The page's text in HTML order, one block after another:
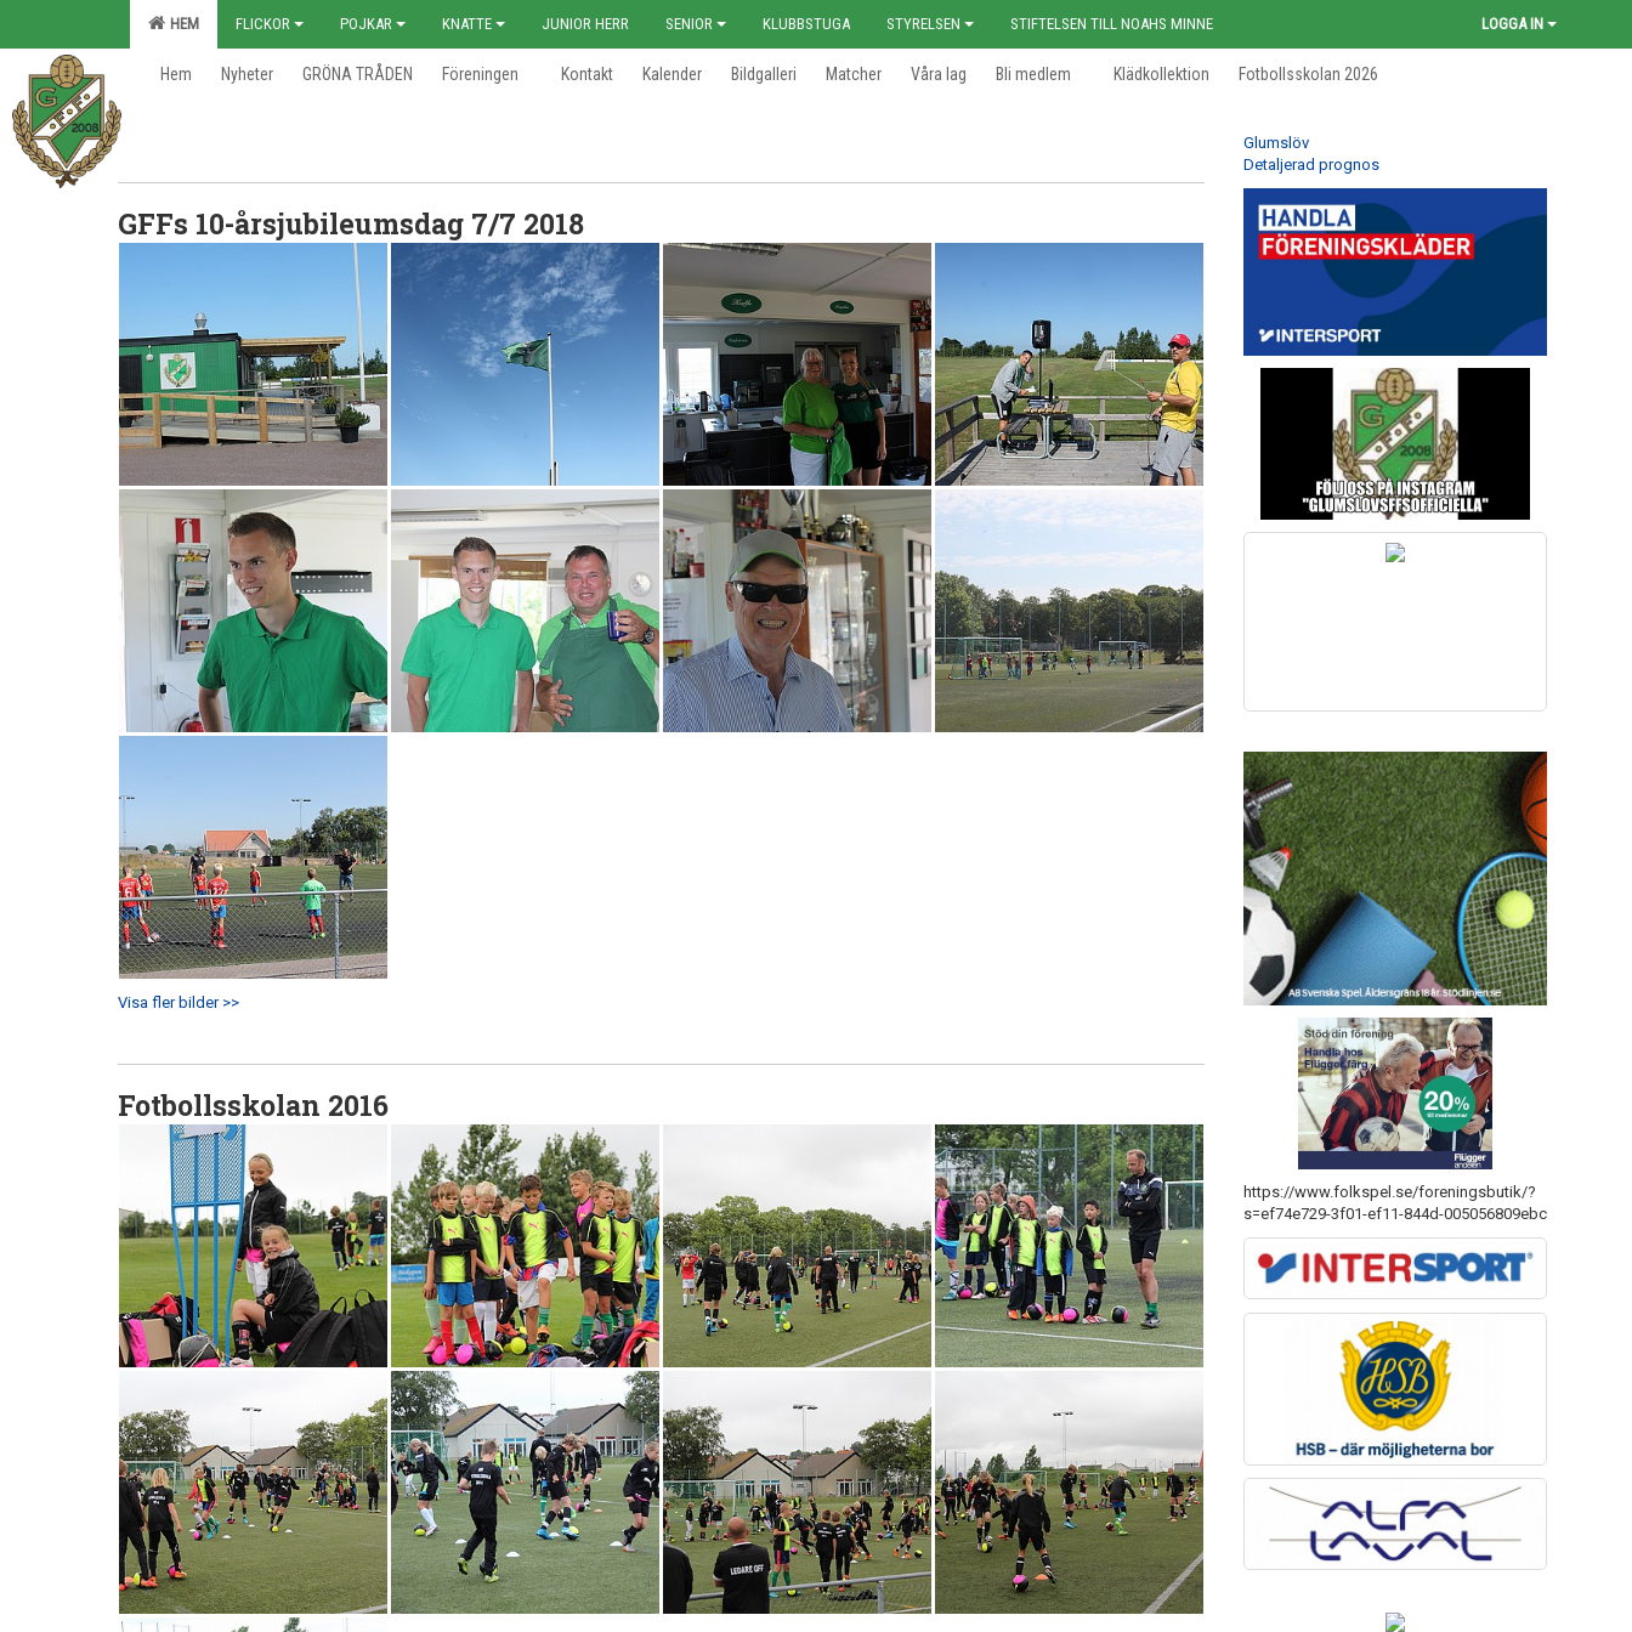
HEM FLICKOR POJKAR KNATTE JUNIOR HERR SENIOR KLUBBSTUGA STYRELSEN STIFTELSEN TILL NOAHS MINNE LOGGA IN
Hem Nyheter GRÖNA TRÅDEN Föreningen Kontakt Kalender Bildgalleri Matcher Våra lag Bli medlem Klädkollektion Fotbollsskolan 2026
GFFs 10-årsjubileumsdag 7/7 2018
Visa fler bilder >>
Fotbollsskolan 2016
Glumslöv
Detaljerad prognos
https://www.folkspel.se/foreningsbutik/?
s=ef74e729-3f01-ef11-844d-005056809ebc